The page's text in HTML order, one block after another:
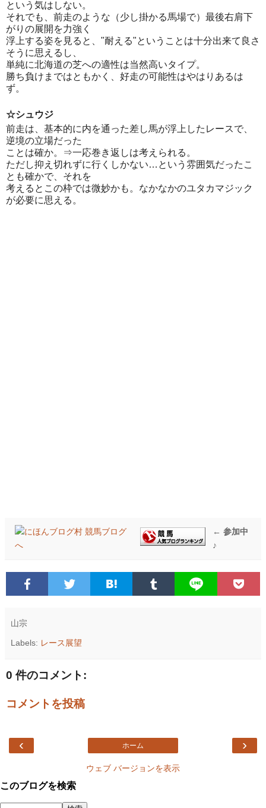
という気はしない。
それでも、前走のような（少し掛かる馬場で）最後右肩下
がりの展開を力強く
浮上する姿を見ると、"耐える"ということは十分出来て良さ
そうに思えるし、
単純に北海道の芝への適性は当然高いタイプ。
勝ち負けまではともかく、好走の可能性はやはりあるは
ず。
☆シュウジ
前走は、基本的に内を通った差し馬が浮上したレースで、
逆境の立場だった
ことは確か。⇒一応巻き返しは考えられる。
ただし抑え切れずに行くしかない…という雰囲気だったこ
とも確かで、それを
考えるとこの枠では微妙かも。なかなかのユタカマジック
が必要に思える。
← 参加中
♪
山宗
Labels: レース展望
0 件のコメント:
コメントを投稿
‹ ›
ホーム
ウェブ バージョンを表示
このブログを検索